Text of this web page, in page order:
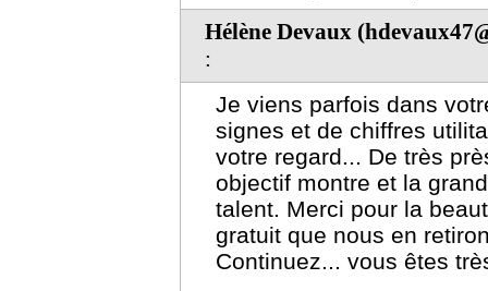
Hélène Devaux
:
Je viens parfois dans
signes et de chiffres
votre regard... De très
objectif montre et la
talent. Merci pour la
gratuit que nous en
Continuez... vous êtes